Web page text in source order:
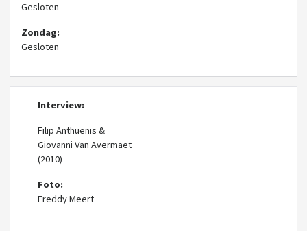
Gesloten
Zondag:
Gesloten
Interview:
Filip Anthuenis &
Giovanni Van Avermaet
(2010)
Foto:
Freddy Meert